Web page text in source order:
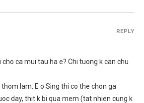
cho ca mui tau ha e? Chi tuong k can chu
lam. E o Sing thi co the chon ga
day, thit k bi qua mem (tat nhien cung k
REPLY